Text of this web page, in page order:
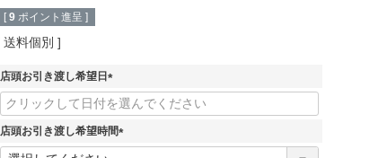
[ 9 ポイント進呈 ]
送料個別
店頭お引き渡し希望日
(
必
須
)
店頭お引き渡し希望時間
(